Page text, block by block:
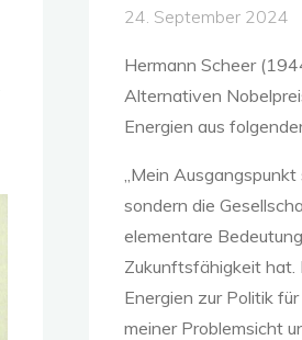
24. September 2024
Hermann Scheer
Alternativen
Energien aus
„Mein
sondern die
elementare
Zukunftsfähigkeit hat.
Energien zur Politik
meiner Problemsicht